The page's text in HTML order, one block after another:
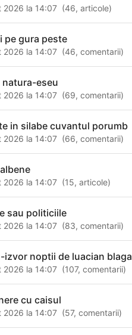
2026 la 14:07 (46,articole)
pe gura peste
2026 la 14:07 (46,comentarii)
natura-eseu
2026 la 14:07 (69,comentarii)
in silabe cuvantul porumb
2026 la 14:07 (66,comentarii)
2026 la 14:07 (15,articole)
sau politiciile
2026 la 14:07 (83,comentarii)
izvor noptii de luacian blaga
2026 la 14:07 (107,comentarii)
cu caisul
2026 la 14:07 (57,comentarii)